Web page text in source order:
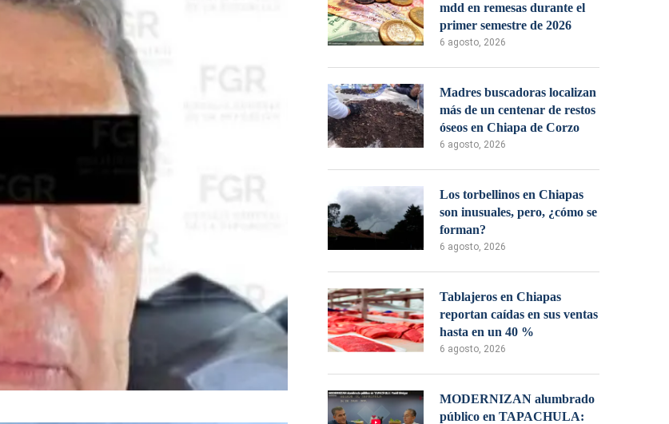
mdd en remesas durante el
primer semestre de 2026
6 agosto, 2026
Madres buscadoras localizan
más de un centenar de restos
óseos en Chiapa de Corzo
6 agosto, 2026
Los torbellinos en Chiapas
son inusuales, pero, ¿cómo se
forman?
6 agosto, 2026
Tablajeros en Chiapas
reportan caídas en sus ventas
hasta en un 40 %
6 agosto, 2026
MODERNIZAN alumbrado
público en TAPACHULA: